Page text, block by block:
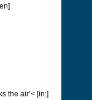
the air’< [in:]